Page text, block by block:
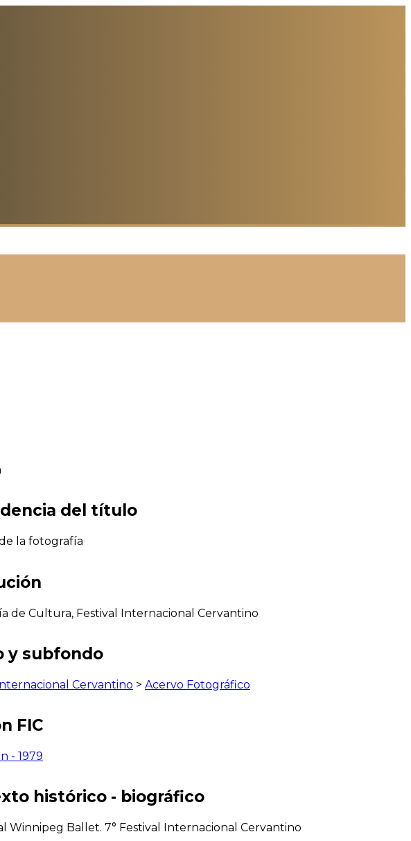
del título
la fotografía
de Cultura, Festival Internacional Cervantino
y subfondo
Cervantino > Acervo Fotográfico
FIC
- 1979
histórico - biográfico
Winnipeg Ballet. 7° Festival Internacional Cervantino